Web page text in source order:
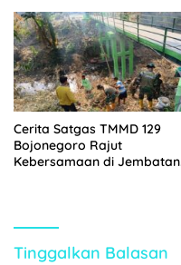
Kesehatan Warga
Cerita Satgas TMMD 129
Bojonegoro Rajut
Kebersamaan di Jembatan
Tinggalkan Balasan